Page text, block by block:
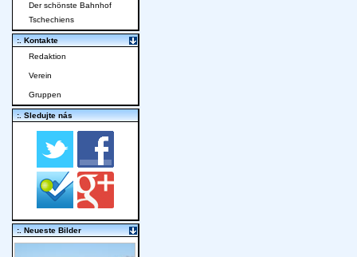
Der schönste Bahnhof
Tschechiens
:. Kontakte
Redaktion
Verein
Gruppen
:. Sledujte nás
:. Neueste Bilder